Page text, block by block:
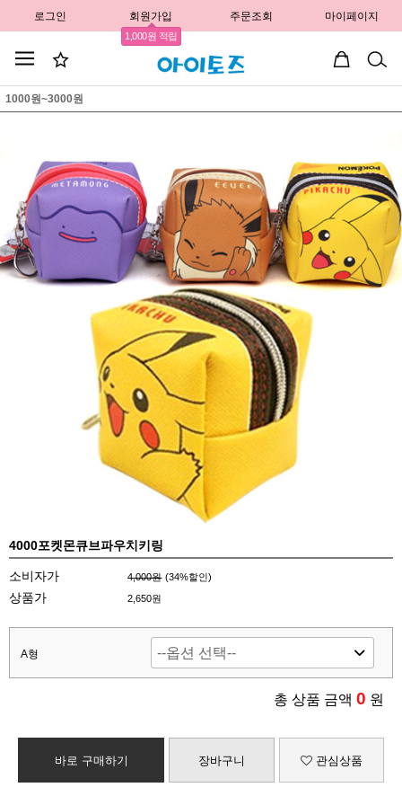
로그인 회원가입
1,000원 적립
주문조회 마이페이지
1000원~3000원
4000포켓몬큐브파우치키링
소비자가 4,000원 (34%할인)
상품가 2,650원
A형
총 상품 금액 0 원
바로 구매하기 장바구니 관심상품